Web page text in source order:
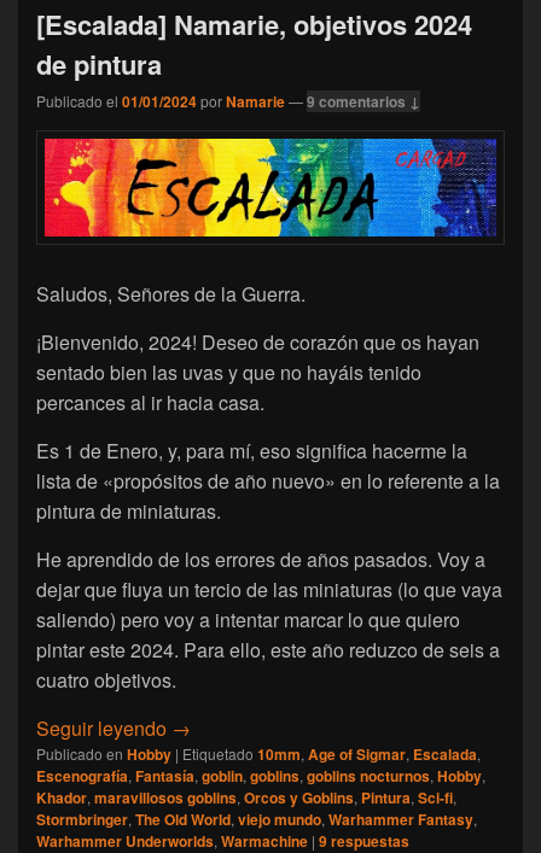
[Escalada] Namarie, objetivos 2024
de pintura
Publicado el 01/01/2024porNamarie—9 comentarios ↓
Saludos, Señores de la Guerra.
¡Bienvenido, 2024! Deseo de corazón que os hayan
sentado bien las uvas y que no hayáis tenido
percances al ir hacia casa.
Es 1 de Enero, y, para mí, eso significa hacerme la
lista de «propósitos de año nuevo» en lo referente a la
pintura de miniaturas.
He aprendido de los errores de años pasados. Voy a
dejar que fluya un tercio de las miniaturas (lo que vaya
saliendo) pero voy a intentar marcar lo que quiero
pintar este 2024. Para ello, este año reduzco de seis a
cuatro objetivos.
Seguir leyendo [Escalada] Namarie, objetivos 2024 de
→
Publicado en Hobby | Etiquetado 10mm, Age of Sigmar, Escalada,
Escenografía, Fantasía, goblin, goblins, goblins nocturnos, Hobby,
Khador, maravillosos goblins, Orcos y Goblins, Pintura, Sci-fi,
Stormbringer, The Old World, viejo mundo, Warhammer Fantasy,
Warhammer Underworlds, Warmachine | 9respuestas